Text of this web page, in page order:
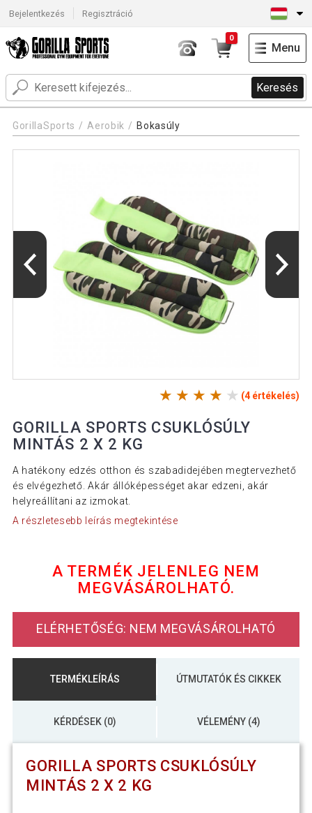
Bejelentkezés Regisztráció
Keresés
0
Menu
GorillaSports Aerobik Bokasúly
(4 értékelés)
GORILLA SPORTS CSUKLÓSÚLY
MINTÁS 2 X 2 KG
A hatékony edzés otthon és szabadidejében megtervezhető
és elvégezhető. Akár állóképességet akar edzeni, akár
helyreállítani az izmokat.
A részletesebb leírás megtekintése
A TERMÉK JELENLEG NEM
MEGVÁSÁROLHATÓ.
ELÉRHETŐSÉG: NEM MEGVÁSÁROLHATÓ
TERMÉKLEÍRÁS ÚTMUTATÓK ÉS CIKKEK
KÉRDÉSEK (0) VÉLEMÉNY (4)
GORILLA SPORTS CSUKLÓSÚLY
MINTÁS 2 X 2 KG